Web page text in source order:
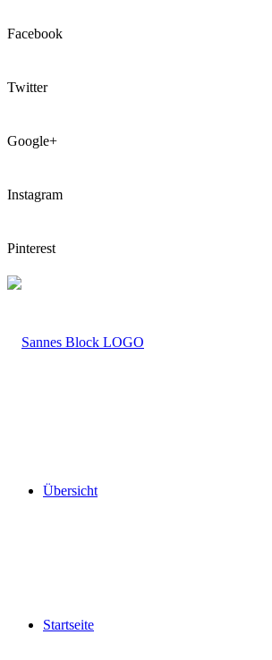
Facebook
Twitter
Google+
Instagram
Pinterest
LOGO
Übersicht
Startseite